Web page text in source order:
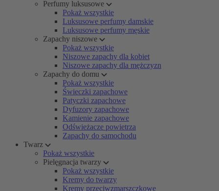
Perfumy luksusowe
Pokaż wszystkie
Luksusowe perfumy damskie
Luksusowe perfumy męskie
Zapachy niszowe
Pokaż wszystkie
Niszowe zapachy dla kobiet
Niszowe zapachy dla mężczyzn
Zapachy do domu
Pokaż wszystkie
Świeczki zapachowe
Patyczki zapachowe
Dyfuzory zapachowe
Kamienie zapachowe
Odświeżacze powietrza
Zapachy do samochodu
Twarz
Pokaż wszystkie
Pielęgnacja twarzy
Pokaż wszystkie
Kremy do twarzy
Kremy przeciwzmarszczkowe